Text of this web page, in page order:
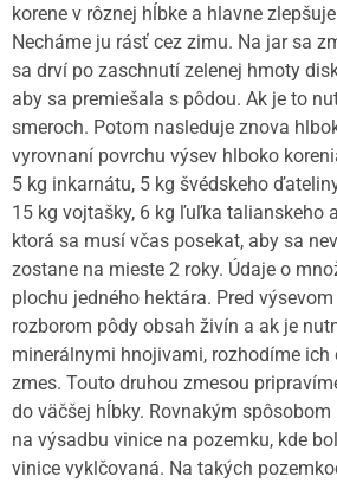
korene v rôznej hĺbke a hlavne
Necháme ju rásť cez zimu. Na jar sa
sa drví po zaschnutí zelenej hmoty
aby sa premiešala s pôdou. Ak je to
smeroch. Potom nasleduje znova
vyrovnaní povrchu výsev hlboko
5 kg inkarnátu, 5 kg švédskeho
15 kg vojtašky, 6 kg ľuľka talianskeho
ktorá sa musí včas posekat, aby sa
zostane na mieste 2 roky. Údaje o
plochu jedného hektára. Pred
rozborom pôdy obsah živín a ak je
minerálnymi hnojivami, rozhodíme ich
zmes. Touto druhou zmesou
do väčšej hĺbky. Rovnakým
na výsadbu vinice na pozemku, kde
vinice vyklčovaná. Na takých